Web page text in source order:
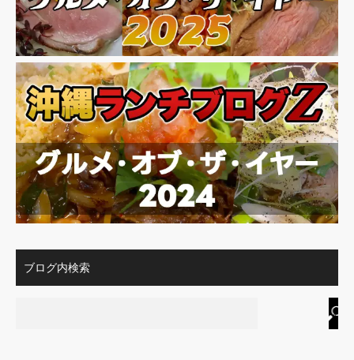
ブログ内検索